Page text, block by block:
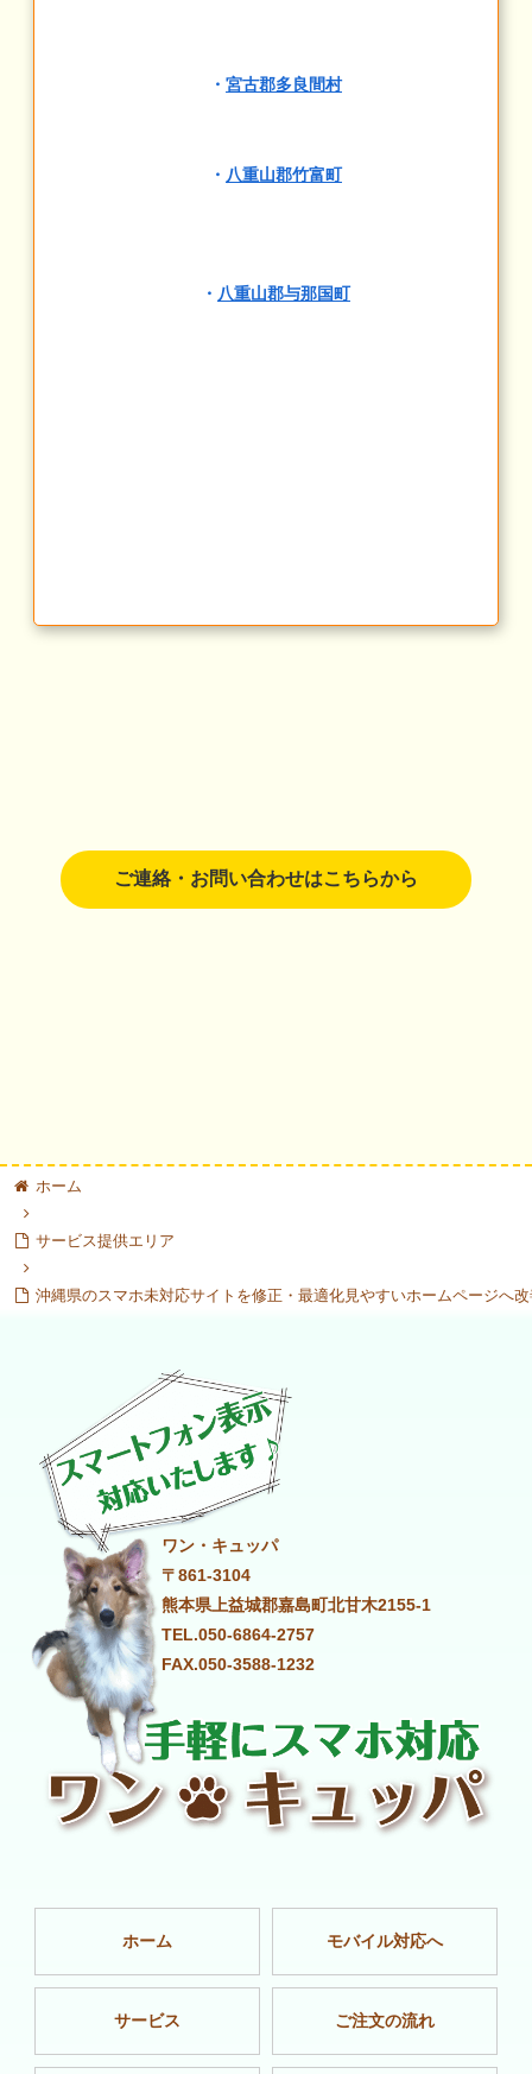
・ 宮古郡多良間村
・ 八重山郡竹富町
・ 八重山郡与那国町
ご連絡・お問い合わせはこちらから
ホーム
サービス提供エリア
沖縄県のスマホ未対応サイトを修正・最適化見やすいホームページへ
ワン・キュッパ
〒861-3104
熊本県上益城郡嘉島町北甘木2155-1
TEL.050-6864-2757
FAX.050-3588-1232
ホーム モバイル対応へ
サービス ご注文の流れ